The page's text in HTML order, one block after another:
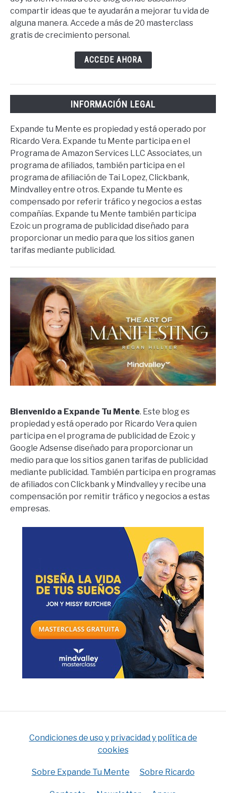
compartir ideas que te ayudarán a mejorar tu vida de
alguna manera. Accede a más de 20 masterclass
gratis de crecimiento personal.
ACCEDE AHORA
INFORMACIÓN LEGAL
Expande tu Mente es propiedad y está operado por
Ricardo Vera. Expande tu Mente participa en el
Programa de Amazon Services LLC Associates, un
programa de afiliados, también participa en el
programa de afiliación de Tai Lopez, Clickbank,
Mindvalley entre otros. Expande tu Mente es
compensado por referir tráfico y negocios a estas
compañías. Expande tu Mente también participa
Ezoic un programa de publicidad diseñado para
proporcionar un medio para que los sitios ganen
tarifas mediante publicidad.
Bienvenido a Expande Tu Mente. Este blog es
propiedad y está operado por Ricardo Vera quien
participa en el programa de publicidad de Ezoic y
Google Adsense diseñado para proporcionar un
medio para que los sitios ganen tarifas de publicidad
mediante publicidad. También participa en programas
de afiliados con Clickbank y Mindvalley y recibe una
compensación por remitir tráfico y negocios a estas
empresas.
Condiciones de uso y privacidad y política de
cookies
Sobre Expande Tu Mente Sobre Ricardo